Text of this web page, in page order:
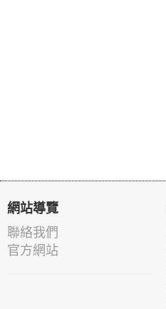
網站導覽
聯絡我們
官方網站